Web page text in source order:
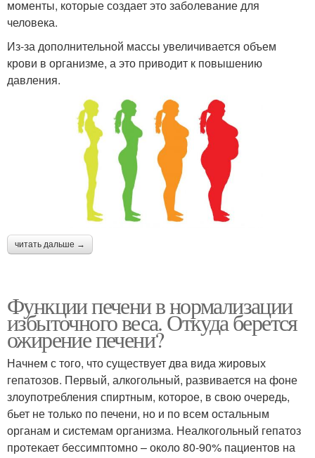
моменты, которые создает это заболевание для
человека.
Из-за дополнительной массы увеличивается объем
крови в организме, а это приводит к повышению
давления.
читать дальше →
Функции печени в нормализации
избыточного веса. Откуда берется
ожирение печени?
Начнем с того, что существует два вида жировых
гепатозов. Первый, алкогольный, развивается на фоне
злоупотребления спиртным, которое, в свою очередь,
бьет не только по печени, но и по всем остальным
органам и системам организма. Неалкогольный гепатоз
протекает бессимптомно – около 80-90% пациентов на